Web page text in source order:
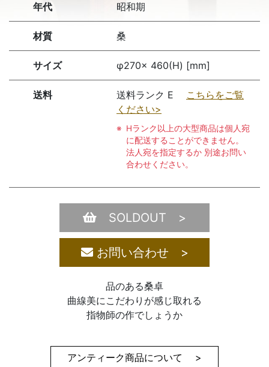
年代 昭和期
材質 桑
サイズ φ270× 460(H) [mm]
送料 送料ランク E こちらをご覧
ください>
Hランク以上の大型商品は個人宛
に配送することができません。
法人宛を指定するか 別途お問い
合わせください。
SOLDOUT >
お問い合わせ >
品のある桑卓
曲線美にこだわりが感じ取れる
指物師の作でしょうか
アンティーク商品について >